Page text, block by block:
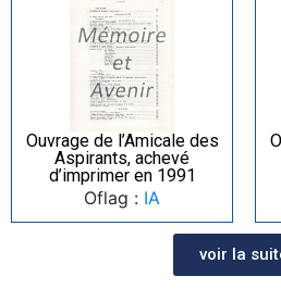
Ouvrage de l’Amicale des
Aspirants, achevé
d’imprimer en 1991
Oflag : IA
voir la